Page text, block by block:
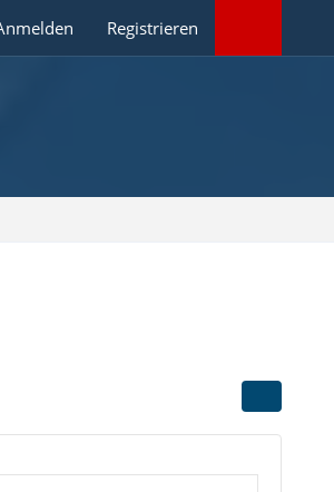
Registrieren